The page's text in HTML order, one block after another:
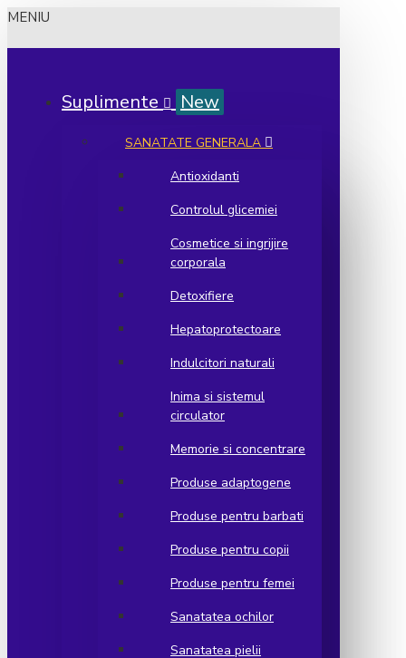
MENIU
Suplimente New
SANATATE GENERALA
Antioxidanti
Controlul glicemiei
Cosmetice si ingrijire
corporala
Detoxifiere
Hepatoprotectoare
Indulcitori naturali
Inima si sistemul
circulator
Memorie si concentrare
Produse adaptogene
Produse pentru barbati
Produse pentru copii
Produse pentru femei
Sanatatea ochilor
Sanatatea pielii